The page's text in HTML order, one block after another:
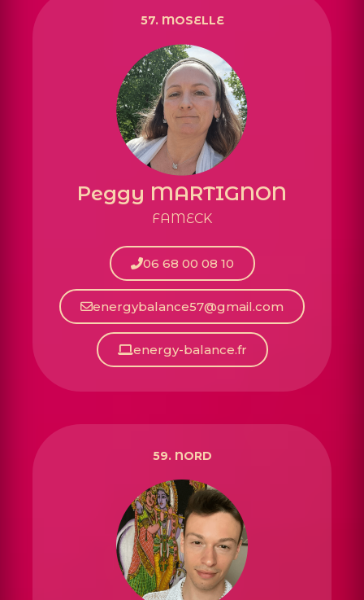
57. MOSELLE
Peggy MARTIGNON
FAMECK
06 68 00 08 10
energybalance57@gmail.com
energy-balance.fr
59. NORD